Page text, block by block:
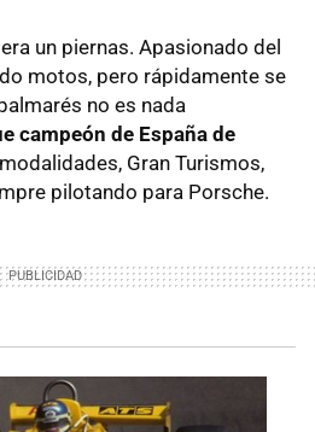
un piernas. Apasionado del
motos, pero rápidamente se
no es nada
campeón de España de
Gran Turismos,
pilotando para Porsche.